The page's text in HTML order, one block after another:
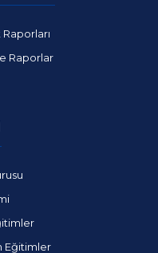
Raporları
Raporlar
Eğitimler